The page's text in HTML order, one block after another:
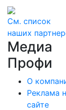
См. список
наших
Медиа
Профи
О
Реклама
сайте